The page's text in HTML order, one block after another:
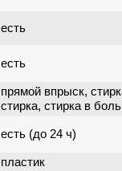
есть
есть
прямой впрыск,
стирка, стирка в
есть (до 24 ч)
пластик